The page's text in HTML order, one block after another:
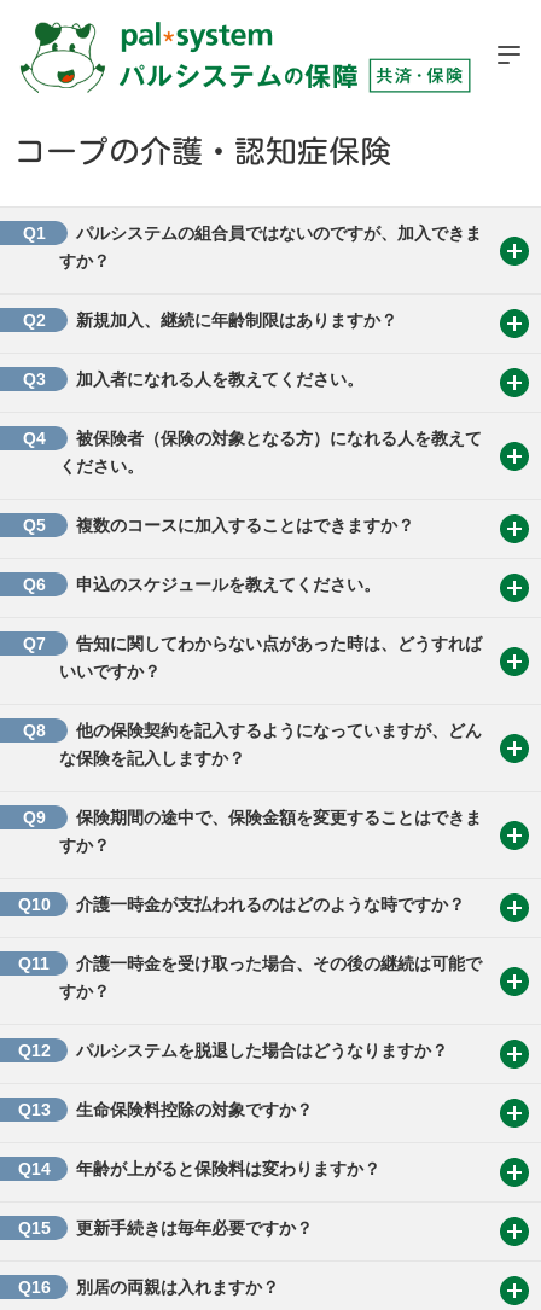
コープの介護・認知症保険
Q1
パルシステムの組合員ではないのですが、加入できま
すか？
Q2 新規加入、継続に年齢制限はありますか？
Q3 加入者になれる人を教えてください。
Q4
被保険者（保険の対象となる方）になれる人を教えて
ください。
Q5 複数のコースに加入することはできますか？
Q6 申込のスケジュールを教えてください。
Q7
告知に関してわからない点があった時は、どうすれば
いいですか？
Q8
他の保険契約を記入するようになっていますが、どん
な保険を記入しますか？
Q9
保険期間の途中で、保険金額を変更することはできま
すか？
Q10 介護一時金が支払われるのはどのような時ですか？
Q11
介護一時金を受け取った場合、その後の継続は可能で
すか？
Q12 パルシステムを脱退した場合はどうなりますか？
Q13 生命保険料控除の対象ですか？
Q14 年齢が上がると保険料は変わりますか？
Q15 更新手続きは毎年必要ですか？
Q16 別居の両親は入れますか？